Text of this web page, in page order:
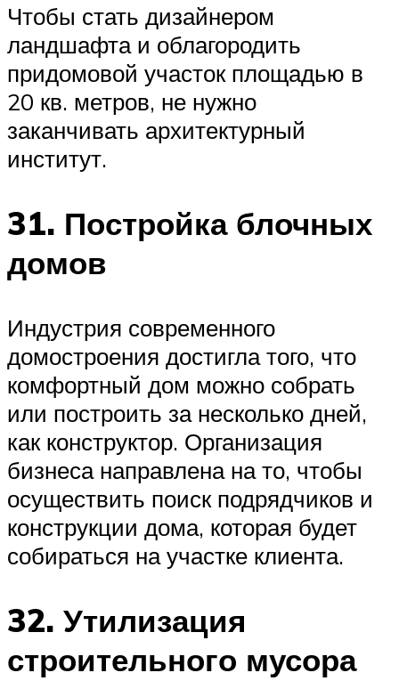
Чтобы стать дизайнером
ландшафта и облагородить
придомовой участок площадью в
20 кв. метров, не нужно
заканчивать архитектурный
институт.
31. Постройка блочных
домов
Индустрия современного
домостроения достигла того, что
комфортный дом можно собрать
или построить за несколько дней,
как конструктор. Организация
бизнеса направлена на то, чтобы
осуществить поиск подрядчиков и
конструкции дома, которая будет
собираться на участке клиента.
32. Утилизация
строительного мусора